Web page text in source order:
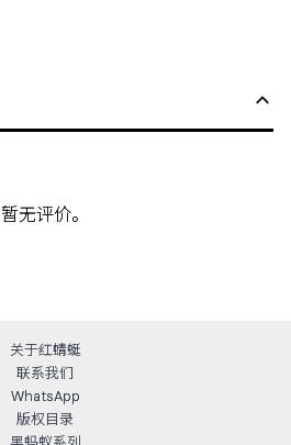
暂无评价。
关于红蜻蜓
联系我们
WhatsApp
版权目录